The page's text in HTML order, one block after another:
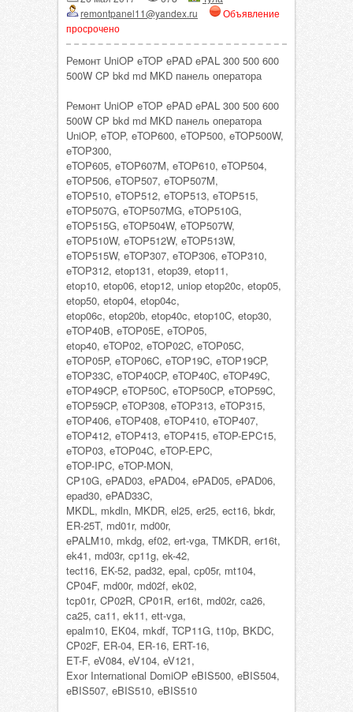
remontpanel11@yandex.ru
Объявление
просрочено
Ремонт UniOP eTOP ePAD ePAL 300 500 600
500W CP bkd md MKD панель оператора
Ремонт UniOP eTOP ePAD ePAL 300 500 600
500W CP bkd md MKD панель оператора
UniOP, eTOP, eTOP600, eTOP500, eTOP500W,
eTOP300,
eTOP605, eTOP607M, eTOP610, eTOP504,
eTOP506, eTOP507, eTOP507M,
eTOP510, eTOP512, eTOP513, eTOP515,
eTOP507G, eTOP507MG, eTOP510G,
eTOP515G, eTOP504W, eTOP507W,
eTOP510W, eTOP512W, eTOP513W,
eTOP515W, eTOP307, eTOP306, eTOP310,
eTOP312, etop131, etop39, etop11,
etop10, etop06, etop12, uniop etop20c, etop05,
etop50, etop04, etop04c,
etop06c, etop20b, etop40c, etop10C, etop30,
eTOP40B, eTOP05E, eTOP05,
etop40, eTOP02, eTOP02C, eTOP05C,
eTOP05P, eTOP06C, eTOP19C, eTOP19CP,
eTOP33C, eTOP40CP, eTOP40C, eTOP49C,
eTOP49CP, eTOP50C, eTOP50CP, eTOP59C,
eTOP59CP, eTOP308, eTOP313, eTOP315,
eTOP406, eTOP408, eTOP410, eTOP407,
eTOP412, eTOP413, eTOP415, eTOP-EPC15,
eTOP03, eTOP04C, eTOP-EPC,
eTOP-IPC, eTOP-MON,
CP10G, ePAD03, ePAD04, ePAD05, ePAD06,
epad30, ePAD33C,
MKDL, mkdln, MKDR, el25, er25, ect16, bkdr,
ER-25T, md01r, md00r,
ePALM10, mkdg, ef02, ert-vga, TMKDR, er16t,
ek41, md03r, cp11g, ek-42,
tect16, EK-52, pad32, epal, cp05r, mt104,
CP04F, md00r, md02f, ek02,
tcp01r, CP02R, CP01R, er16t, md02r, ca26,
ca25, ca11, ek11, ett-vga,
epalm10, EK04, mkdf, TCP11G, t10p, BKDC,
CP02F, ER-04, ER-16, ERT-16,
ET-F, eV084, eV104, eV121,
Exor International DomiOP eBIS500, eBIS504,
eBIS507, eBIS510, eBIS510